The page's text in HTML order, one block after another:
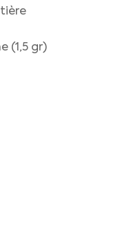
(1,5 gr)